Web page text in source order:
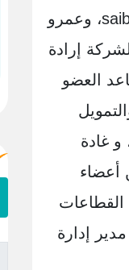
وقام بتوقيع الاتفاقية، أفضل نجيب، الرئيس التنفيذي والعضو المنتدب لبنك saib، وعمرو
إرادة
العضو
غادة
أعضاء
القطاعات
إدارة